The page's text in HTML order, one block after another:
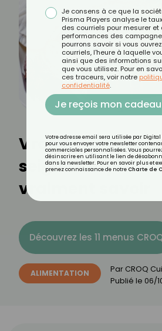
Vrai-Faux sur le
seigle : ce que
vraiment savoir
Découvrez les 11 menus
ALIMENTATION Par CROQ
Publié le 06/
Je consens à ce que la
Prisma Players analyse le
des courriels pour mesurer et
performances des
pourrons savoir si vous
courriels, l'heure à laquelle
ainsi que des informations
que vous utilisez. Pour en
ces traceurs, voir notre
confidentialité.
Je reçois mon
Votre adresse email sera utilisée par Digital
pour vous envoyer votre newsletter
commerciales personnalisées. Vous
désinscrire en utilisant le lien de
dans la newsletter. Pour en savoir plus et
prenez connaissance de notre Charte de